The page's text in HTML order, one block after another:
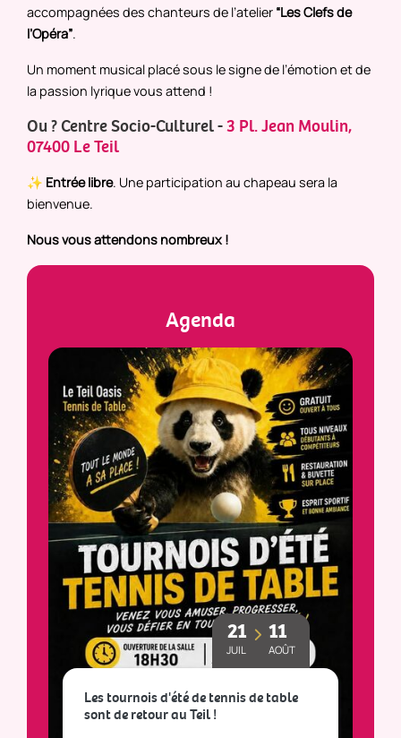
accompagnées des chanteurs de l’atelier “Les Clefs de
l’Opéra”.
Un moment musical placé sous le signe de l’émotion et de
la passion lyrique vous attend !
Ou ? Centre Socio-Culturel -3 Pl. Jean Moulin,
07400 Le Teil
✨ Entrée libre. Une participation au chapeau sera la
bienvenue.
Nous vous attendons nombreux !
Agenda
21
JUIL
11
AOÛT
Les tournois d'été de tennis de table
sont de retour au Teil !